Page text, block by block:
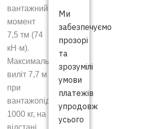
вантажний
момент
7,5 тм (74
кН·м).
Максимальний
виліт 7,7 м
при
вантажопідйомності
1000 кг, на
відстані
Ми
забезпечуємо
прозорі
та
зрозумілі
умови
платежів
упродовж
усього